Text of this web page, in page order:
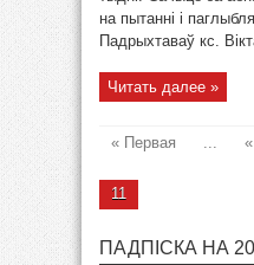
на пытанні і
Падрыхтаваў кс.
Читать далее »
« Первая «
11
ПАДПІСКА НА